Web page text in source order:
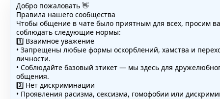
Добро пожаловать 👋
Правила нашего сообщества
Чтобы общение в чате было приятным для всех, просим
соблюдать следующие нормы:
1️⃣ Взаимное уважение
• Запрещены любые формы оскорблений, хамства и
личности.
• Соблюдайте базовый этикет — мы здесь для
общения.
2️⃣ Нет дискриминации
• Проявления расизма, сексизма, гомофобии или